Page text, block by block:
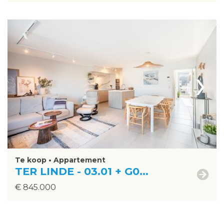
›
Te koop • Appartement
TER LINDE - 03.01 + G0...
€ 845.000